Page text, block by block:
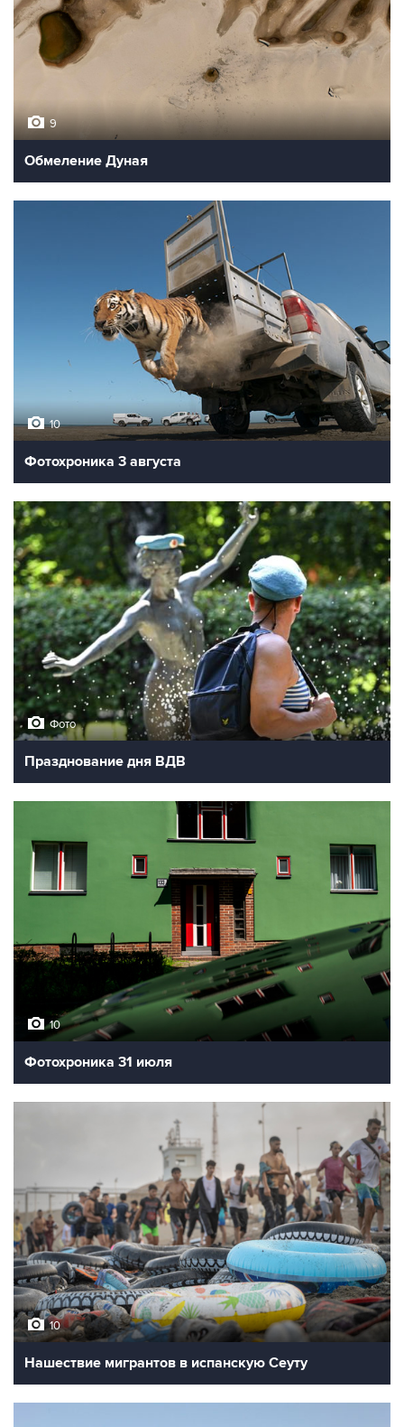
9
Обмеление Дуная
10
Фотохроника 3 августа
Фото
Празднование дня ВДВ
10
Фотохроника 31 июля
10
Нашествие мигрантов в испанскую Сеуту